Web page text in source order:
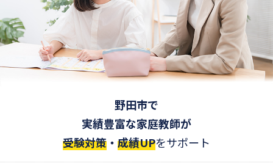
野田市で
実績豊富な家庭教師が
受験対策 ・ 成績UPをサポート